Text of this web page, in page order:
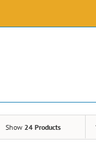
Show 24 Products